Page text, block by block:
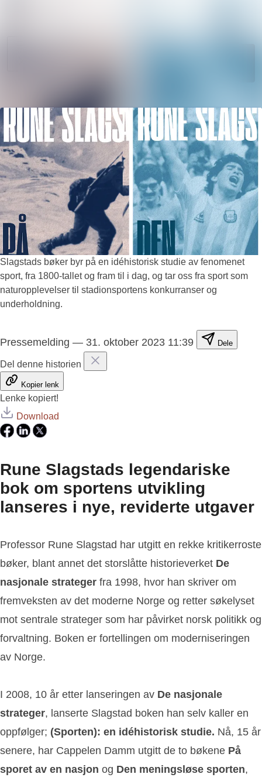
Slagstads bøker byr på en idéhistorisk studie av fenomenet
sport, fra 1800-tallet og fram til i dag, og tar oss fra sport som
naturopplevelser til stadionsportens konkurranser og
underholdning.
Pressemelding — 31. oktober 2023 11:39 Dele
Del denne historien
Kopier lenk
Lenke kopiert!
Download
Rune Slagstads legendariske
bok om sportens utvikling
lanseres i nye, reviderte utgaver
Professor Rune Slagstad har utgitt en rekke kritikerroste
bøker, blant annet det storslåtte historieverket De
nasjonale strateger fra 1998, hvor han skriver om
fremveksten av det moderne Norge og retter søkelyset
mot sentrale strateger som har påvirket norsk politikk og
forvaltning. Boken er fortellingen om moderniseringen
av Norge.
I 2008, 10 år etter lanseringen av De nasjonale
strateger, lanserte Slagstad boken han selv kaller en
oppfølger; (Sporten): en idéhistorisk studie. Nå, 15 år
senere, har Cappelen Damm utgitt de to bøkene På
sporet av en nasjon og Den meningsløse sporten,